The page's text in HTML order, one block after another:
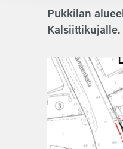
Pukkilan
Kalsiittikujalle.